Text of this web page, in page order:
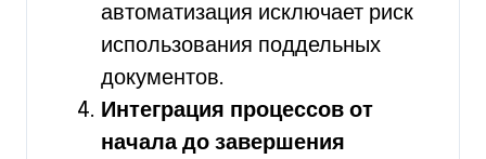
автоматизация исключает риск
использования поддельных
документов.
Интеграция процессов от
начала до завершения